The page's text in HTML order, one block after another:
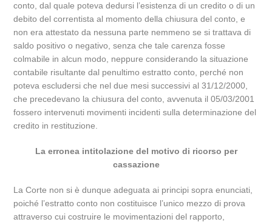
conto, dal quale poteva dedursi l’esistenza di un credito o di un
debito del correntista al momento della chiusura del conto, e
non era attestato da nessuna parte nemmeno se si trattava di
saldo positivo o negativo, senza che tale carenza fosse
colmabile in alcun modo, neppure considerando la situazione
contabile risultante dal penultimo estratto conto, perché non
poteva escludersi che nel due mesi successivi al 31/12/2000,
che precedevano la chiusura del conto, avvenuta il 05/03/2001
fossero intervenuti movimenti incidenti sulla determinazione del
credito in restituzione.
La erronea intitolazione del motivo di ricorso per
cassazione
La Corte non si è dunque adeguata ai principi sopra enunciati,
poiché l’estratto conto non costituisce l’unico mezzo di prova
attraverso cui costruire le movimentazioni del rapporto,